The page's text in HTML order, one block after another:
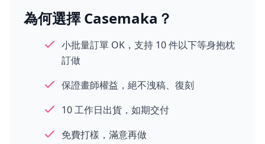
為何選擇 Casemaka？
小批量訂單 OK，支持 10 件以下等身抱枕
訂做
保證畫師權益，絕不洩稿、復刻
10 工作日出貨，如期交付
免費打樣，滿意再做